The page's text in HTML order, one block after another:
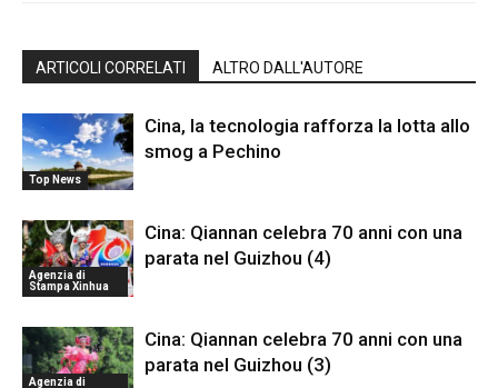
ARTICOLI CORRELATI ALTRO DALL'AUTORE
Top News
Cina, la tecnologia rafforza la lotta allo
smog a Pechino
Agenzia di
Stampa Xinhua
Cina: Qiannan celebra 70 anni con una
parata nel Guizhou (4)
Agenzia di
Cina: Qiannan celebra 70 anni con una
parata nel Guizhou (3)